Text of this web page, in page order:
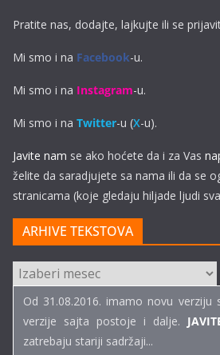
Pratite nas, dodajte, lajkujte ili se
Mi smo i na Facebook-u.
Mi smo i na Instagram-u.
Mi smo i na Twitter-u (X-u).
Javite nam se ako hoćete da i za Vas
želite da saradjujete sa nama ili da se
stranicama (koje gledaju hiljade ljudi
ARHIVE TEKSTOVA
ARHIVE
TEKSTOVA
Od 31.08.2016. imamo novu verziju
verzije sajta postoje i dalje.
zatrebaju stariji sadržaji...